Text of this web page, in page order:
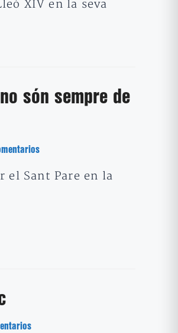
XIV en la seva
són sempre de
el Sant Pare en la